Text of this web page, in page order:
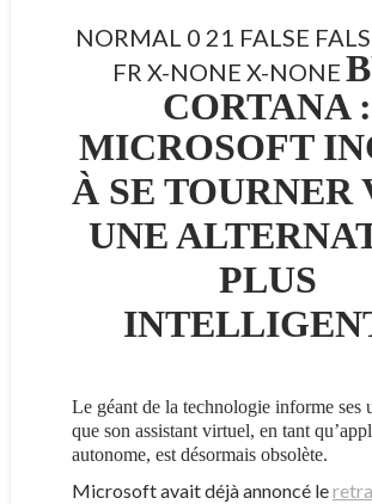
NORMAL 0 21 FALSE
FR X-NONE X-NONE
CORTANA :
MICROSOFT
À SE TOURNER
UNE
PLUS
Le géant de la technologie informe ses
que son assistant virtuel, en tant
autonome, est désormais obsolète.
Microsoft avait déjà annoncé le